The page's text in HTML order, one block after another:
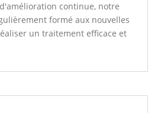
continue, notre
formé aux nouvelles
un traitement efficace et